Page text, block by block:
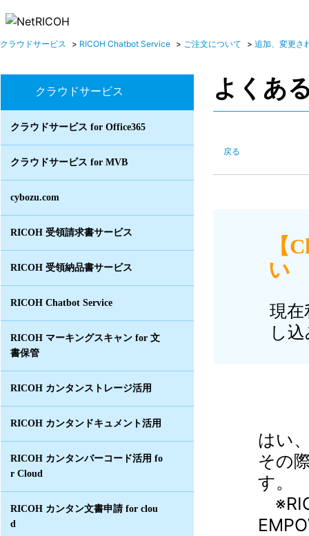
クラウドサービス > RICOH Chatbot Service > ご注文について > 追加、変更さ
クラウドサービス
クラウドサービス for Office365
クラウドサービス for MVB
cybozu.com
RICOH 受領請求書サービス
RICOH 受領納品書サービス
RICOH Chatbot Service
RICOH マーキングスキャン for 文
書保管
RICOH カンタンストレージ活用
RICOH カンタンドキュメント活用
RICOH カンタンバーコード活用 fo
r Cloud
RICOH カンタン文書申請 for clou
d
よくあ
戻る
【
い
現
し
はい
その
す。